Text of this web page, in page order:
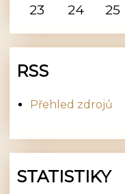
23
24 25
RSS
Přehled zdrojů
STATISTIKY